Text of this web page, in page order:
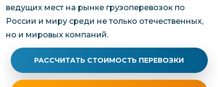
ведущих мест на рынке грузоперевозок по
России и миру среди не только отечественных,
но и мировых компаний.
РАССЧИТАТЬ СТОИМОСТЬ ПЕРЕВОЗКИ